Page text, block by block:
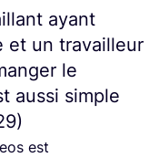
ayant
et un travailleur
le
aussi simple
)
est